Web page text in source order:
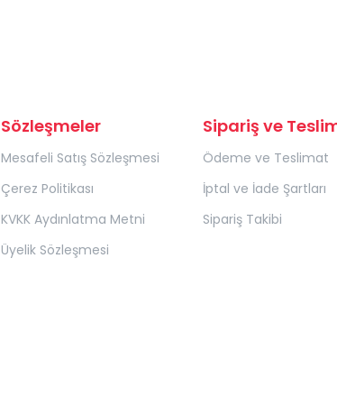
Sözleşmeler
Mesafeli Satış Sözleşmesi
Çerez Politikası
KVKK Aydınlatma Metni
Üyelik Sözleşmesi
Sipariş ve
Ödeme ve Teslimat
İptal ve İade Şartları
Sipariş Takibi